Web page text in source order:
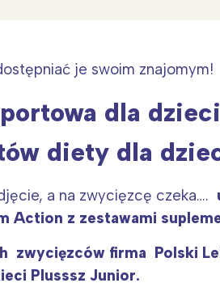
je swoim znajomym!
dla
diety dla
a na zwycięzcę czeka….
Action z zestawami
zwycięzców firma Polski
Plusssz Junior.
mnie wydarzenia z